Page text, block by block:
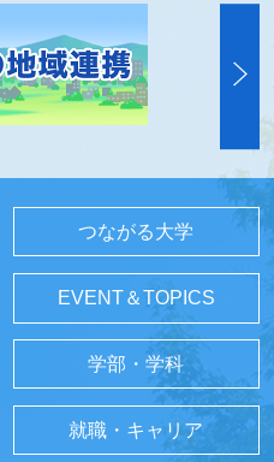
つながる大学
EVENT＆TOPICS
学部・学科
就職・キャリア